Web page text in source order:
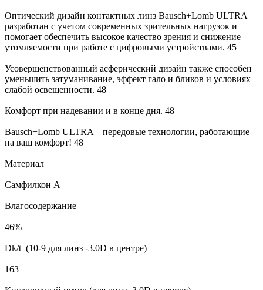
Оптический дизайн контактных линз Bausch+Lomb ULTRA
разработан с учетом современных зрительных нагрузок и
помогает обеспечить высокое качество зрения и снижение
утомляемости при работе с цифровыми устройствами. 45
Усовершенствованный асферический дизайн также способен
уменьшить затуманивание, эффект гало и бликов и условиях
слабой освещенности. 48
Комфорт при надевании и в конце дня. 48
Bausch+Lomb ULTRA – передовые технологии, работающие
на ваш комфорт! 48
Материал
Самфилкон А
Влагосодержание
46%
Dk/t (10-9 для линз -3.0D в центре)
163